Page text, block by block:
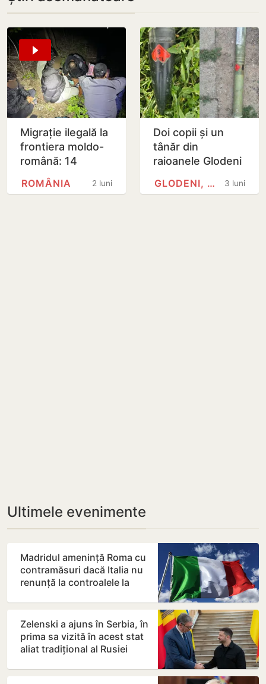
Migrație ilegală la
frontiera moldo-
română: 14
persoane reținute
2 luni
ROMÂNIA
Doi copii și un
tânăr din
raioanele Glodeni
urma unor
3 luni
GLODENI, MOLDOVA
Ultimele evenimente
Madridul amenință Roma cu
contramăsuri dacă Italia nu
renunță la controalele la
Zelenski a ajuns în Serbia, în
prima sa vizită în acest stat
aliat tradițional al Rusiei